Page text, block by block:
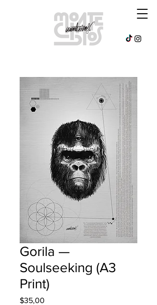
Gorila —
Soulseeking (A3
Print)
$35,00